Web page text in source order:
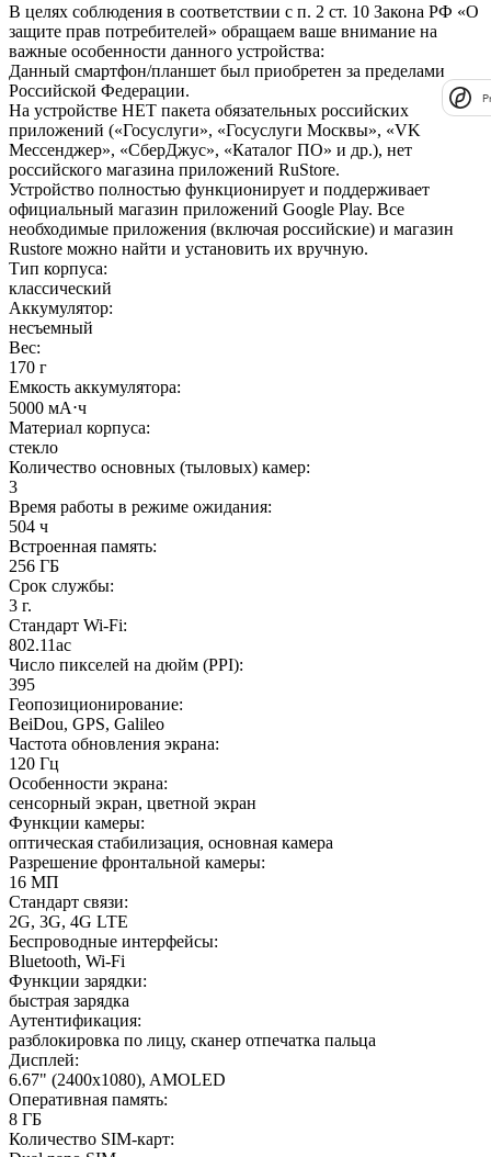
В целях соблюдения в соответствии с п. 2 ст. 10 Закона РФ «О
защите прав потребителей» обращаем ваше внимание на
важные особенности данного устройства:
Данный смартфон/планшет был приобретен за пределами
Российской Федерации.
На устройстве НЕТ пакета обязательных российских
приложений («Госуслуги», «Госуслуги Москвы», «VK
Мессенджер», «СберДжус», «Каталог ПО» и др.), нет
российского магазина приложений RuStore.
Устройство полностью функционирует и поддерживает
официальный магазин приложений Google Play. Все
необходимые приложения (включая российские) и магазин
Rustore можно найти и установить их вручную.
Тип корпуса:
классический
Аккумулятор:
несъемный
Вес:
170 г
Емкость аккумулятора:
5000 мА⋅ч
Материал корпуса:
стекло
Количество основных (тыловых) камер:
3
Время работы в режиме ожидания:
504 ч
Встроенная память:
256 ГБ
Срок службы:
3 г.
Стандарт Wi-Fi:
802.11ac
Число пикселей на дюйм (PPI):
395
Геопозиционирование:
BeiDou, GPS, Galileo
Частота обновления экрана:
120 Гц
Особенности экрана:
сенсорный экран, цветной экран
Функции камеры:
оптическая стабилизация, основная камера
Разрешение фронтальной камеры:
16 МП
Стандарт связи:
2G, 3G, 4G LTE
Беспроводные интерфейсы:
Bluetooth, Wi-Fi
Функции зарядки:
быстрая зарядка
Аутентификация:
разблокировка по лицу, сканер отпечатка пальца
Дисплей:
6.67" (2400x1080), AMOLED
Оперативная память:
8 ГБ
Количество SIM-карт: